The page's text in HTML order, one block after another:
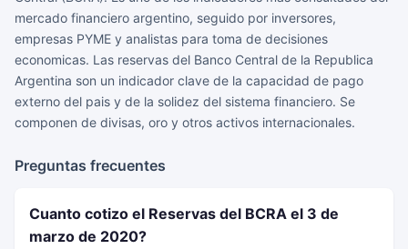
mercado financiero argentino, seguido por inversores,
empresas PYME y analistas para toma de decisiones
economicas. Las reservas del Banco Central de la Republica
Argentina son un indicador clave de la capacidad de pago
externo del pais y de la solidez del sistema financiero. Se
componen de divisas, oro y otros activos internacionales.
Preguntas frecuentes
Cuanto cotizo el Reservas del BCRA el 3 de
marzo de 2020?